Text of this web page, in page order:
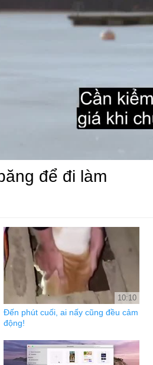
để đi làm
10:10
Đến phút cuối, ai nấy cũng đều cảm
động!